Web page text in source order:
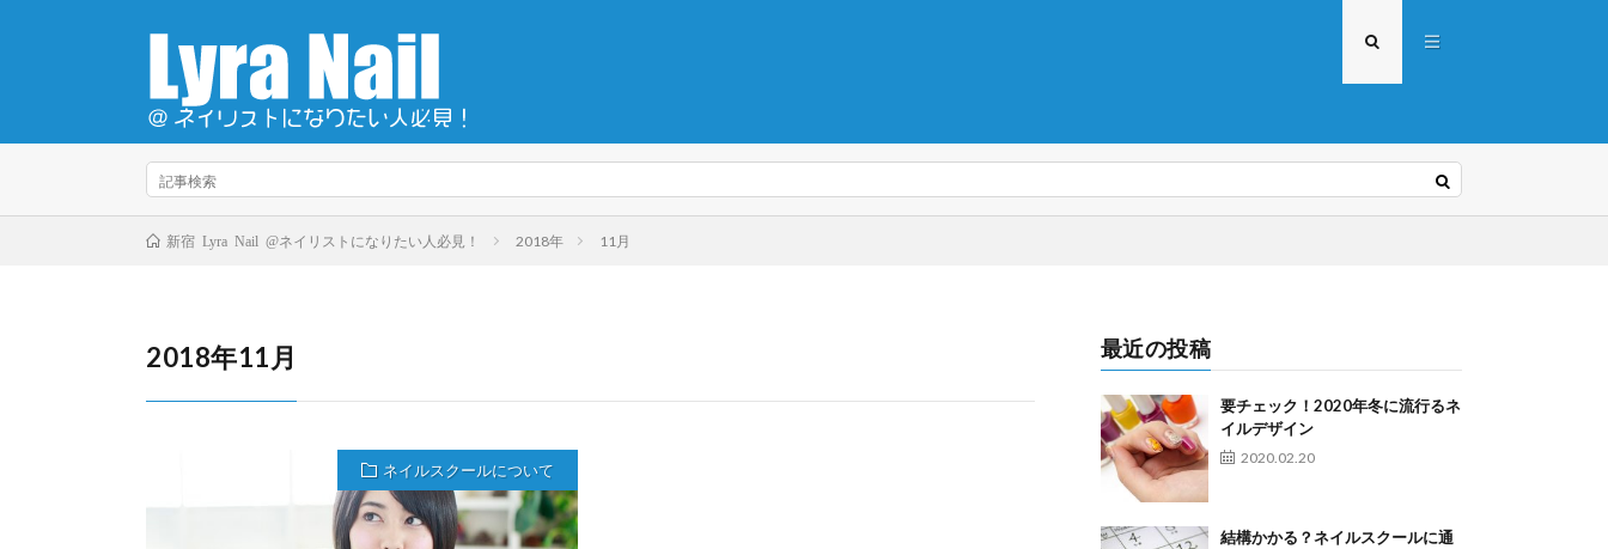
新宿 Lyra Nail @ネイリストになりたい人必見！ 2018年 11月
2018年11月
ネイルスクールについて
最近の投稿
要チェック！2020年冬に流行るネ
イルデザイン
2020.02.20
結構かかる？ネイルスクールに通